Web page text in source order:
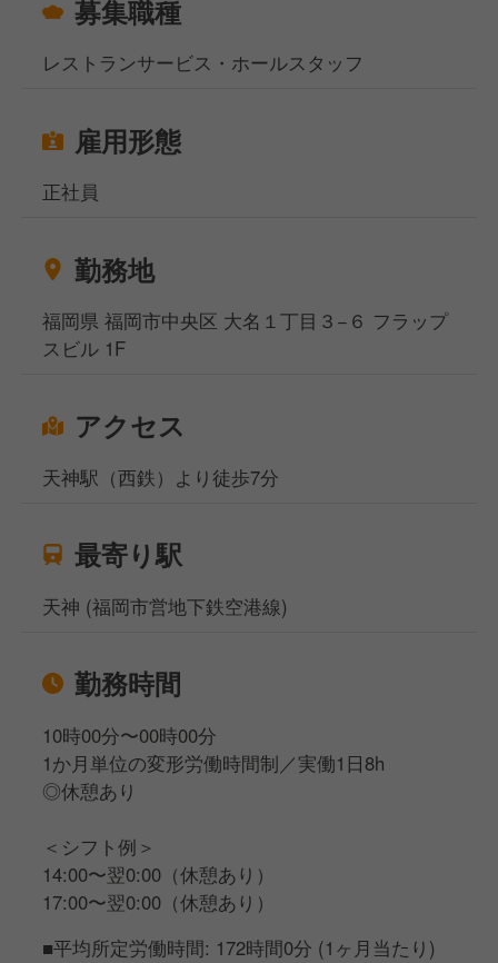
募集職種
レストランサービス・ホールスタッフ
雇用形態
正社員
勤務地
福岡県 福岡市中央区 大名１丁目３−６ フラップ
スビル 1F
アクセス
天神駅（西鉄）より徒歩7分
最寄り駅
天神 (福岡市営地下鉄空港線)
勤務時間
10時00分〜00時00分
1か月単位の変形労働時間制／実働1日8h
◎休憩あり
＜シフト例＞
14:00〜翌0:00（休憩あり）
17:00〜翌0:00（休憩あり）
■平均所定労働時間: 172時間0分 (1ヶ月当たり)